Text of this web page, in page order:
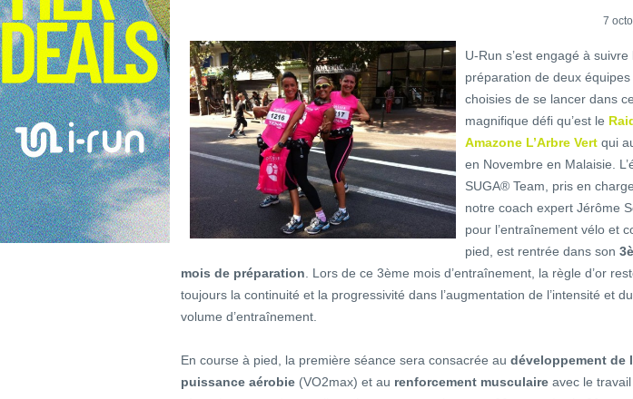
7
U-Run s’est engagé à suivre
préparation de deux
choisies de se lancer dans ce
magnifique défi qu’est le
Amazone L’Arbre Vert qui
en Novembre en Malaisie.
SUGA® Team, pris en
notre coach expert Jérôme
pour l’entraînement vélo et
pied, est rentrée dans son
mois de préparation . Lors de ce 3ème mois d’entraînement, la règle d’or
toujours la continuité et la progressivité dans l’augmentation de l’intensité et du
volume d’entraînement.
En course à pied, la première séance sera consacrée au développement de
puissance aérobie (VO2max) et au renforcement musculaire avec le